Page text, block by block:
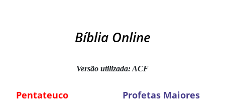
Bíblia Online
Versão utilizada: ACF
Pentateuco Profetas Maiores